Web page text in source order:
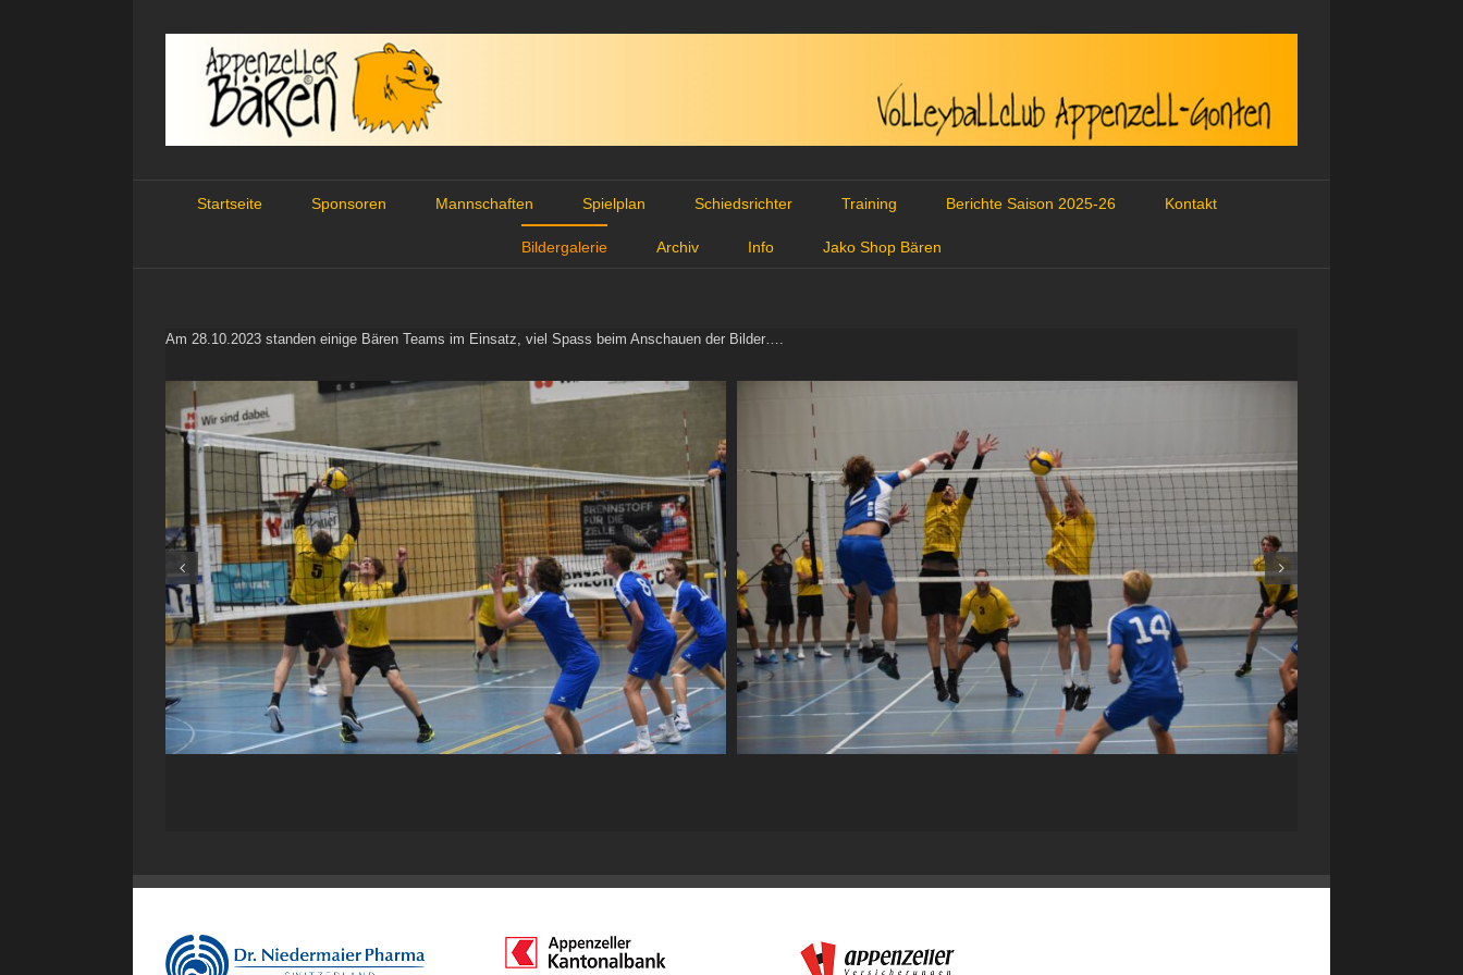
Startseite Sponsoren Mannschaften Spielplan Schiedsrichter Training Berichte Saison 2025-26 Kontakt
Bildergalerie Archiv Info Jako Shop Bären
Am 28.10.2023 standen einige Bären Teams im Einsatz, viel Spass beim Anschauen der Bilder….